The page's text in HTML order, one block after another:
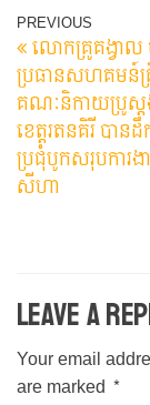
Post
navigation
Previous
Post
PREVIOUS
លោកគ្រូគង្វា
ប្រធានសហគមន៍
គណៈនិកាយប្រូស្ត
ខេត្តរតនគិរី​ បានដឹ
ប្រជុំបូកសរុបការងា
សីហា
Leave a
Your email
are marked *